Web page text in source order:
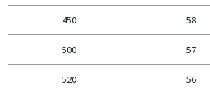
450 58
500 57
520 56